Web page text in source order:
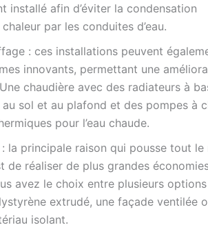
installé afin d’éviter la condensation
par les conduites d’eau.
: ces installations peuvent
innovants, permettant une
chaudière avec des radiateurs à
sol et au plafond et des pompes à
pour l’eau chaude.
la principale raison qui pousse tout le
de réaliser de plus grandes
avez le choix entre plusieurs options
extrudé, une façade ventilée
isolant.